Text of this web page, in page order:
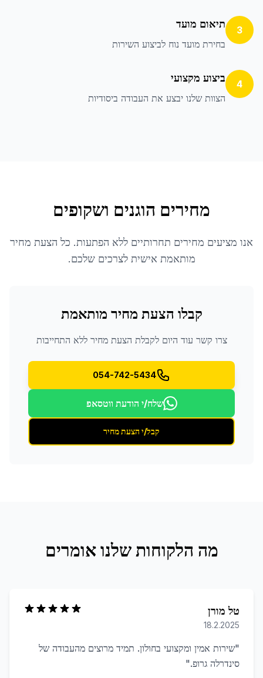
3 תיאום מועד
בחירת מועד נוח לביצוע השירות
4 ביצוע מקצועי
הצוות שלנו יבצע את העבודה ביסודיות
מחירים הוגנים ושקופים
אנו מציעים מחירים תחרותיים ללא הפתעות. כל הצעת מחיר
מותאמת אישית לצרכים שלכם.
קבלו הצעת מחיר מותאמת
צרו קשר עוד היום לקבלת הצעת מחיר ללא התחייבות
054-742-5434
שלח/י הודעת ווטסאפ
קבל/י הצעת מחיר
מה הלקוחות שלנו אומרים
טל מורן
18.2.2025
"שירות אמין ומקצועי בחולון. תמיד מרוצים מהעבודה של
סינדרלה גרופ."